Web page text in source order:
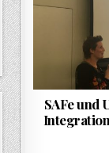
SAFe und